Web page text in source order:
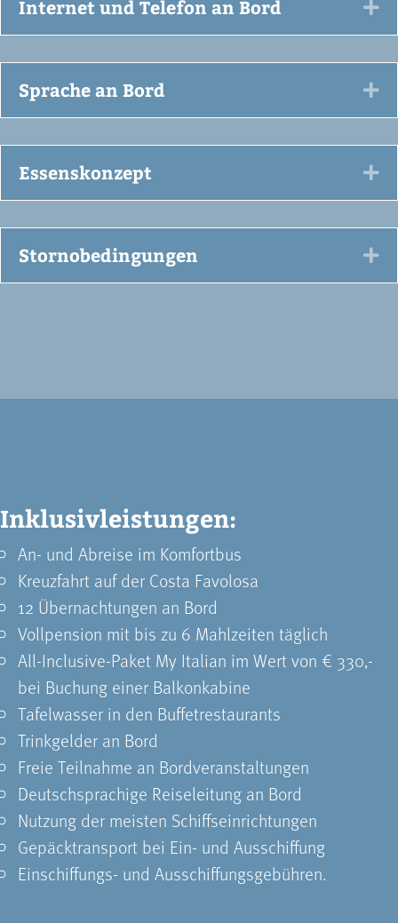
Internet und Telefon an Bord
Sprache an Bord
Essenskonzept
Stornobedingungen
Inklusivleistungen:
An- und Abreise im Komfortbus
Kreuzfahrt auf der Costa Favolosa
12 Übernachtungen an Bord
Vollpension mit bis zu 6 Mahlzeiten täglich
All-Inclusive-Paket My Italian im Wert von € 330,-
bei Buchung einer ­Balkonkabine
Tafelwasser in den Buffetrestaurants
Trinkgelder an Bord
Freie Teilnahme an Bordveranstaltungen
Deutschsprachige Reiseleitung an Bord
Nutzung der meisten Schiffseinrichtungen
Gepäcktransport bei Ein- und Ausschiffung
Einschiffungs- und Ausschiffungsgebühren.